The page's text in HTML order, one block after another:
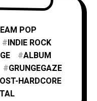
POP
INDIE ROCK
ALBUM
GRUNGEGAZE
HARDCORE